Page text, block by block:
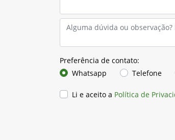
Preferência de contato:
Whatsapp
Telefone
Li e aceito a Política de